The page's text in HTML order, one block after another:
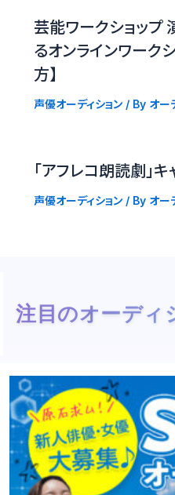
芸能ワークショップ
るオンラインワーク
方】
声優オーディション/ By オー
「アフレコ朗読劇」
声優オーディション/ By オー
注目のオーディ